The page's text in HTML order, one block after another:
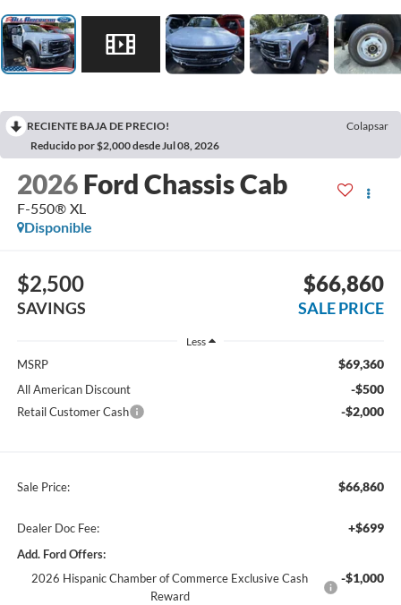
RECIENTE BAJA DE PRECIO!
Colapsar
Reducido por $2,000 desde Jul 08, 2026
2026 Ford Chassis Cab
F-550® XL
Disponible
$2,500
SAVINGS
$66,860
SALE PRICE
Less
MSRP $69,360
All American Discount -$500
Retail Customer Cash -$2,000
Sale Price: $66,860
Dealer Doc Fee: +$699
Add. Ford Offers:
2026 Hispanic Chamber of Commerce Exclusive Cash
Reward
-$1,000